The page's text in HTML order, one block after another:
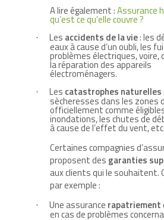
A lire également :Assurance
qu’est ce qu’elle couvre ?
· Les accidents de la vie: les
eaux à cause d’un oubli, les
problèmes électriques, voire,
la réparation des appareils
électroménagers.
· Les catastrophes naturelles
sècheresses dans les zones
officiellement comme
inondations, les chutes de
à cause de l’effet du vent, etc.
Certaines compagnies
proposent des garanties
aux clients qui le souhaitent.
par exemple :
· Une assurance rapatriement
en cas de problèmes